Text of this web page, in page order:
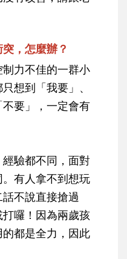
，怎麼辦？
力不佳的一群小
想到「我要」、
不要」，一定會有
驗都不同，面對
有人拿不到想玩
不說直接搶過
囉！因為兩歲孩
都是全力，因此